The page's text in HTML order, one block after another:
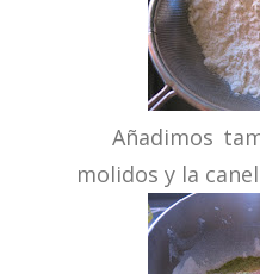
Añadimos
molidos y la